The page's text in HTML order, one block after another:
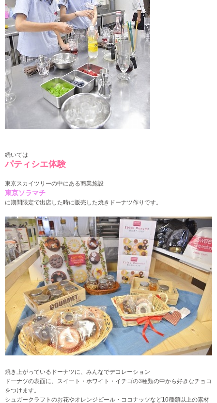
続いては
パティシエ体験
東京スカイツリーの中にある商業施設
東京ソラマチ
に期間限定で出店した時に販売した焼きドーナツ作りです。
焼き上がっているドーナツに、みんなでデコレーション
ドーナツの表面に、スイート・ホワイト・イチゴの3種類の中から好きなチョコ
をつけます。
シュガークラフトのお花やオレンジピール・ココナッツなど10種類以上の素材